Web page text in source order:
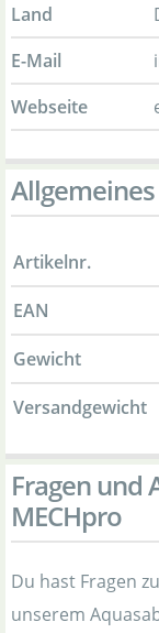
Land
E-Mail
Webseite
Allgemeines
Artikelnr.
EAN
Gewicht
Versandgewicht
Fragen und
MECHpro
Du hast Fragen
unserem